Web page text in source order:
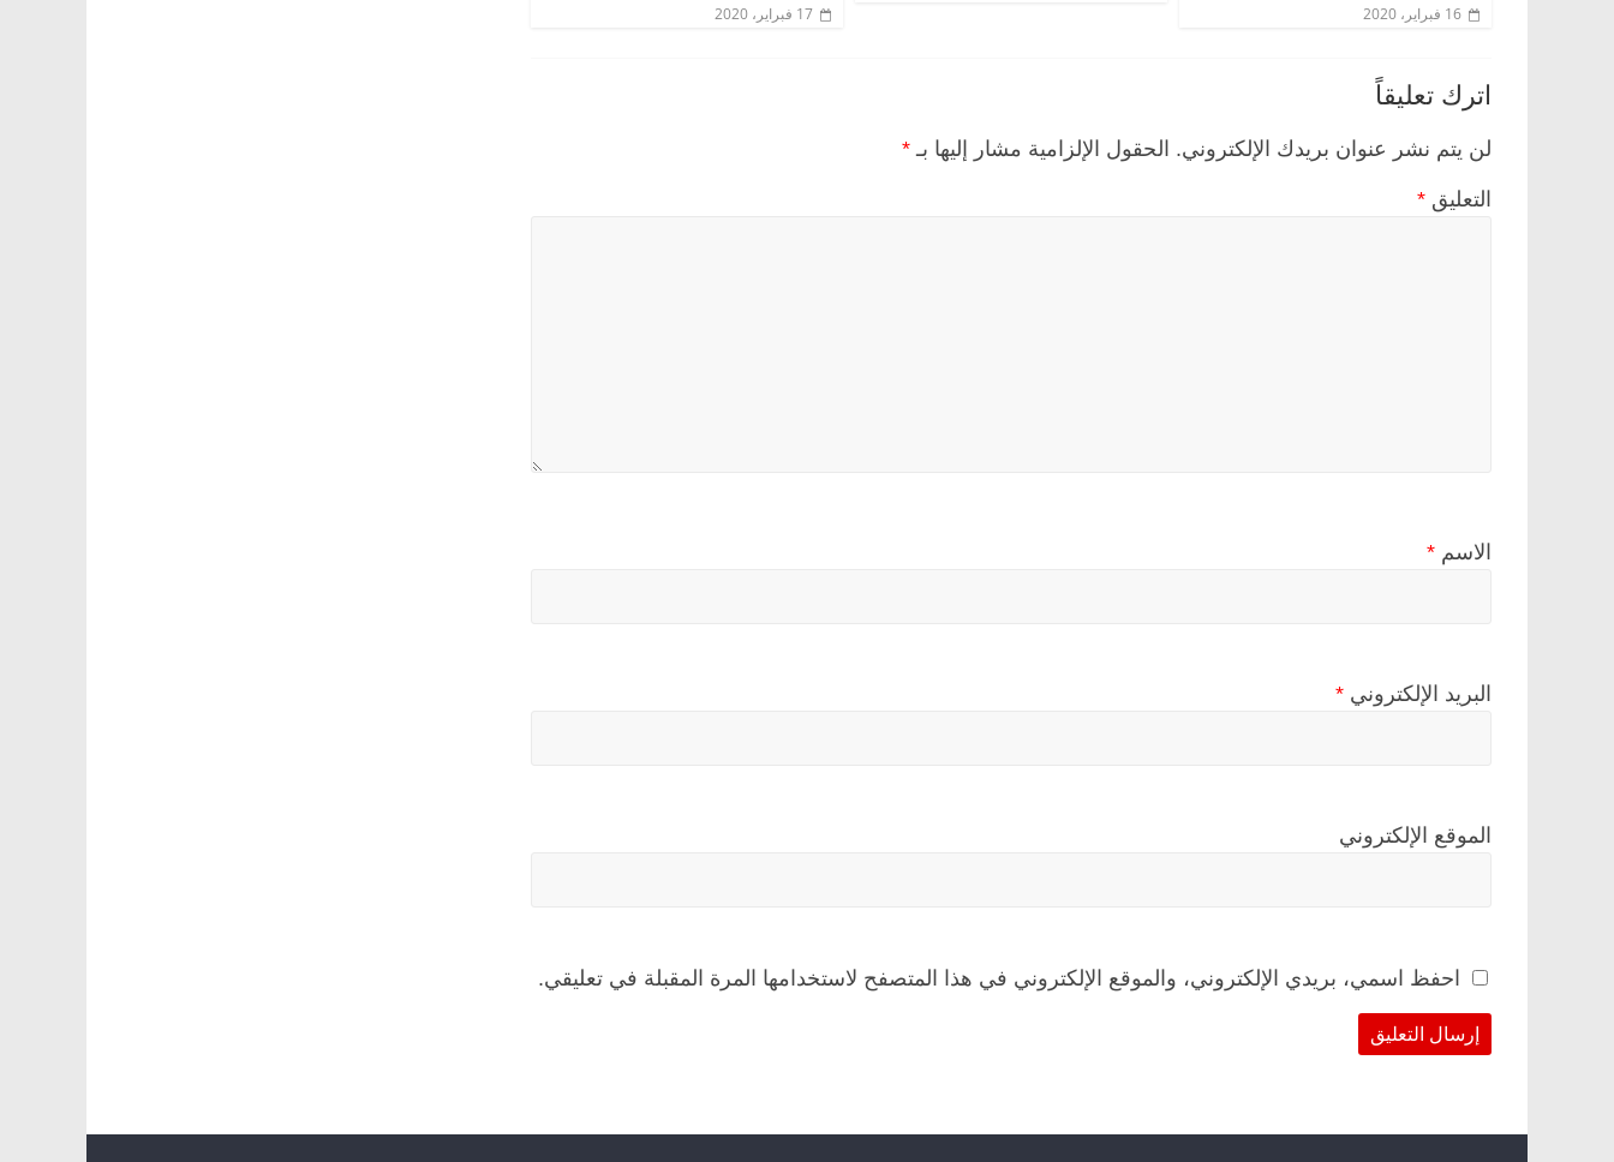
16 فبراير، 2020 17 فبراير، 2020
اترك تعليقاً
لن يتم نشر عنوان بريدك الإلكتروني. الحقول الإلزامية مشار إليها بـ *
التعليق *
الاسم *
البريد الإلكتروني *
الموقع الإلكتروني
احفظ اسمي، بريدي الإلكتروني، والموقع الإلكتروني في هذا المتصفح لاستخدامها المرة المقبلة في تعليقي.